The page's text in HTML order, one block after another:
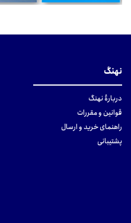
نهنگ
دربارهٔ نهنگ
قوانین و مقررات
راهنمای خرید و ارسال
پشتیبانی